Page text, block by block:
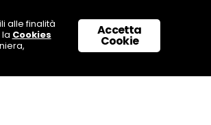
NOI SUPPORTO & CONTATTI
Accetta
Cookie
alle finalità
Cookies